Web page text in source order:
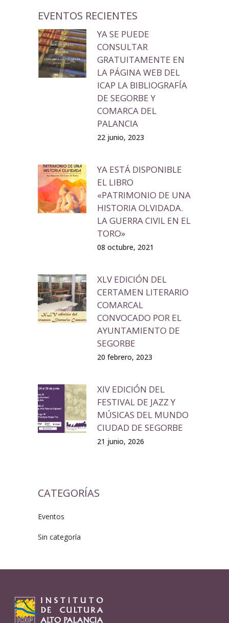
EVENTOS RECIENTES
YA SE PUEDE
CONSULTAR
GRATUITAMENTE EN
LA PÁGINA WEB DEL
ICAP LA BIBLIOGRAFÍA
DE SEGORBE Y
COMARCA DEL
PALANCIA
22 junio, 2023
YA ESTÁ DISPONIBLE
EL LIBRO
«PATRIMONIO DE UNA
HISTORIA OLVIDADA.
LA GUERRA CIVIL EN EL
TORO»
08 octubre, 2021
XLV EDICIÓN DEL
CERTAMEN LITERARIO
COMARCAL
CONVOCADO POR EL
AYUNTAMIENTO DE
SEGORBE
20 febrero, 2023
XIV EDICIÓN DEL
FESTIVAL DE JAZZ Y
MÚSICAS DEL MUNDO
CIUDAD DE SEGORBE
21 junio, 2026
CATEGORÍAS
Eventos
Sin categoría